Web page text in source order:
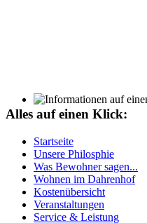
lädt zum Verweilen ein.
Unsere Bewohner
Jahreszeit.
Alles auf einen Klick:
Startseite
Unsere Philosphie
Was Bewohner sagen...
Wohnen im Dahrenhof
Kostenübersicht
Veranstaltungen
Service & Leistung